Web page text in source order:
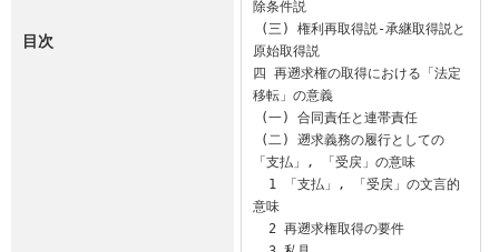
目次
除条件説
原始取得説
四 再遡求権の取得における「法定
移転」の意義
「支払」, 「受戻」の意味
意味